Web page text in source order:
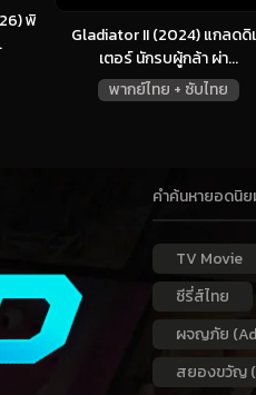
พิ
Gladiator II (2024) แกลดดิ
เตอร์ นักรบผู้กล้า ผ่า...
พากย์ไทย + ซับไทย
คำค้นหายอดนิ
TV Movie
ซีรี่ส์ไทย
ผจญภัย
สยองขวัญ